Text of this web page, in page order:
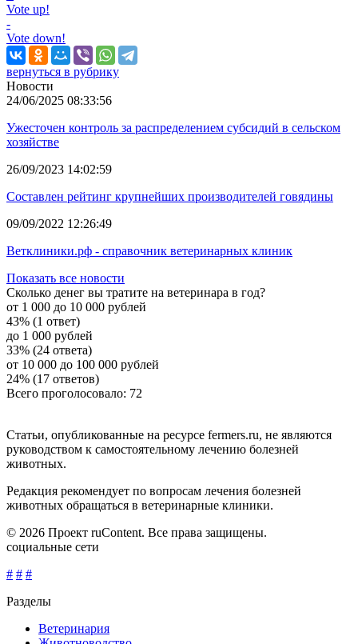
Vote up!
-
Vote down!
вернуться в рубрику
Новости
24/06/2025 08:33:56
Ужесточен контроль за распределением субсидий в сельском
хозяйстве
26/09/2023 14:02:59
Составлен рейтинг крупнейших производителей говядины
09/09/2022 12:26:49
Ветклиники.рф - справочник ветеринарных клиник
Показать все новости
Сколько денег вы тратите на ветеринара в год?
от 1 000 до 10 000 рублей
43% (1 ответ)
до 1 000 рублей
33% (24 ответа)
от 10 000 до 100 000 рублей
24% (17 ответов)
Всего проголосовало: 72
Статьи, опубликованные на ресурсе fermers.ru, не являются
руководством к самостоятельному лечению болезней
животных.
Редакция рекомендует по вопросам лечения болезней
животных обращаться в ветеринарные клиники.
© 2026 Проект ruContent. Все права защищены.
социальные сети
# # #
Разделы
Ветеринария